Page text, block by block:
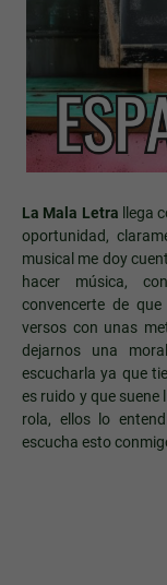
La Mala Letra llega
oportunidad,
musical me doy
hacer música,
convencerte de
versos con unas
dejarnos una
escucharla ya que
es ruido y que suene
rola, ellos lo
escucha esto